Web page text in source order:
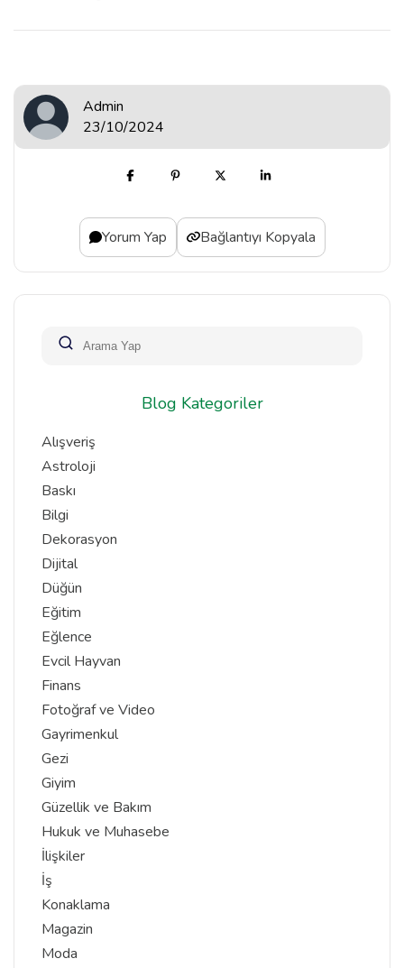
Admin
23/10/2024
Yorum Yap Bağlantıyı Kopyala
Blog Kategoriler
Alışveriş
Astroloji
Baskı
Bilgi
Dekorasyon
Dijital
Düğün
Eğitim
Eğlence
Evcil Hayvan
Finans
Fotoğraf ve Video
Gayrimenkul
Gezi
Giyim
Güzellik ve Bakım
Hukuk ve Muhasebe
İlişkiler
İş
Konaklama
Magazin
Moda